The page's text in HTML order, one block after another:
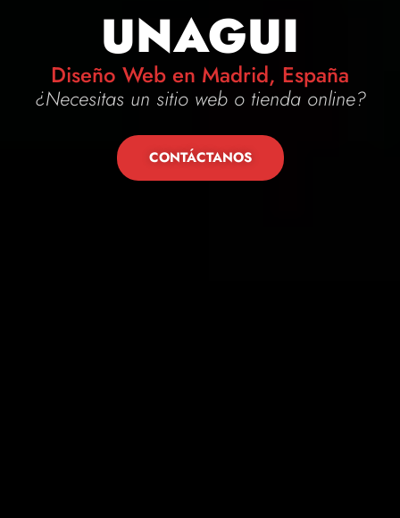
UNAGUI
Diseño Web en Madrid, España
¿Necesitas un sitio webotienda online?
CONTÁCTANOS